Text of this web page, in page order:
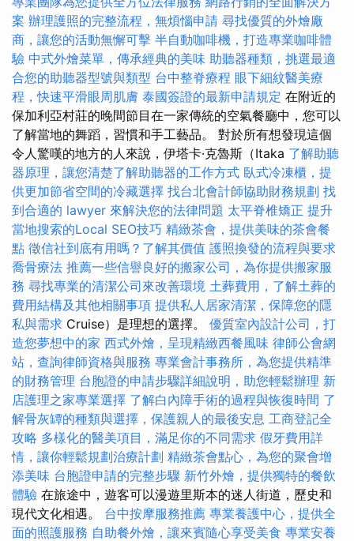
案 辦理護照的完整流程，無煩惱申請 尋找優質的外燴廠
商，讓您的活動無懈可擊 半自動咖啡機，打造專業咖啡體
驗 中式外燴菜單，傳承經典的美味 助聽器種類，挑選最適
合您的助聽器型號與類型 台中整脊療程 眼下細紋醫美療
程，快速平滑眼周肌膚 泰國簽證的最新申請規定 在附近的
保加利亞村莊的晚間節目在一家傳統的空氣餐廳中，您可以
了解當地的舞蹈，習慣和手工藝品。 對於所有想發現這個
令人驚嘆的地方的人來說，伊塔卡·克魯斯（Itaka 了解助聽
器原理，讓您清楚了解助聽器的工作方式 臥式冷凍櫃，提
供更加節省空間的冷藏選擇 找台北會計師協助財務規劃 找
到合適的 lawyer 來解決您的法律問題 太平脊椎矯正 提升
當地搜索的Local SEO技巧 精緻茶會，提供美味的茶會餐
點 徵信社到底有用嗎？了解其價值 護照換發的流程與要求
喬骨療法 推薦一些信譽良好的搬家公司，為你提供搬家服
務 尋找專業的清潔公司來改善環境 土葬費用，了解土葬的
費用結構及其他相關事項 提供私人居家清潔，保障您的隱
私與需求 Cruise）是理想的選擇。 優質室內設計公司，打
造您夢想中的家 西式外燴，呈現精緻西餐風味 律師公會網
站，查詢律師資格與服務 專業會計事務所，為您提供精準
的財務管理 台胞證的申請步驟詳細說明，助您輕鬆辦理 新
店護理之家專業選擇 了解白內障手術的過程與恢復時間 了
解骨灰罈的種類與選擇，保護親人的最後安息 工商登記全
攻略 多樣化的醫美項目，滿足你的不同需求 假牙費用詳
情，讓你輕鬆規劃治療計劃 精緻茶會點心，為您的聚會增
添美味 台胞證申請的完整步驟 新竹外燴，提供獨特的餐飲
體驗 在旅途中，遊客可以漫遊里斯本的迷人街道，歷史和
現代文化相遇。 台中按摩服務推薦 專業養護中心，提供全
面的照護服務 自助餐外燴，讓來賓隨心享受美食 專業安養